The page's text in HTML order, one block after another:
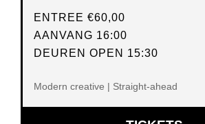
ENTREE €60,00
AANVANG 16:00
DEUREN OPEN 15:30
Modern creative | Straight-ahead